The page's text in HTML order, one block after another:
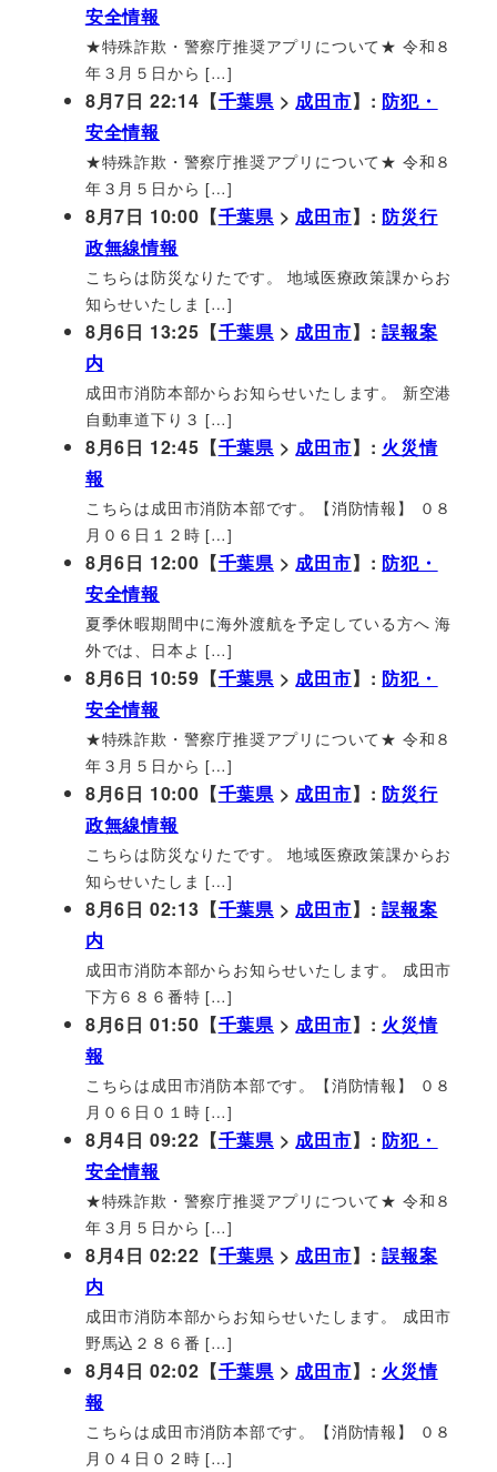
安全情報
★特殊詐欺・警察庁推奨アプリについて★ 令和８
年３月５日から […]
8月7日 22:14【千葉県 >成田市】: 防犯・
安全情報
★特殊詐欺・警察庁推奨アプリについて★ 令和８
年３月５日から […]
8月7日 10:00【千葉県 >成田市】: 防災行
政無線情報
こちらは防災なりたです。 地域医療政策課からお
知らせいたしま […]
8月6日 13:25【千葉県 >成田市】:誤報案
内
成田市消防本部からお知らせいたします。 新空港
自動車道下り３ […]
8月6日 12:45【千葉県 >成田市】: 火災情
報
こちらは成田市消防本部です。【消防情報】 ０８
月０６日１２時 […]
8月6日 12:00【千葉県 >成田市】: 防犯・
安全情報
夏季休暇期間中に海外渡航を予定している方へ 海
外では、日本よ […]
8月6日 10:59【千葉県 >成田市】: 防犯・
安全情報
★特殊詐欺・警察庁推奨アプリについて★ 令和８
年３月５日から […]
8月6日 10:00【千葉県 >成田市】: 防災行
政無線情報
こちらは防災なりたです。 地域医療政策課からお
知らせいたしま […]
8月6日 02:13【千葉県 >成田市】:誤報案
内
成田市消防本部からお知らせいたします。 成田市
下方６８６番特 […]
8月6日 01:50【千葉県 >成田市】: 火災情
報
こちらは成田市消防本部です。【消防情報】 ０８
月０６日０１時 […]
8月4日 09:22【千葉県 >成田市】: 防犯・
安全情報
★特殊詐欺・警察庁推奨アプリについて★ 令和８
年３月５日から […]
8月4日 02:22【千葉県 >成田市】:誤報案
内
成田市消防本部からお知らせいたします。 成田市
野馬込２８６番 […]
8月4日 02:02【千葉県 >成田市】: 火災情
報
こちらは成田市消防本部です。【消防情報】 ０８
月０４日０２時 […]